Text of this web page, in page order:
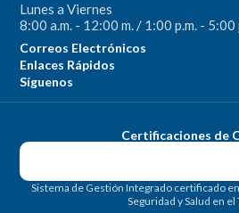
Lunes a Viernes
8:00 a.m. - 12:00 m. / 1:00 p.m. - 5:00
Correos Electrónicos
Enlaces Rápidos
Síguenos
Certificaciones de
Sistema de Gestión Integrado certificado
Seguridad y Salud en el